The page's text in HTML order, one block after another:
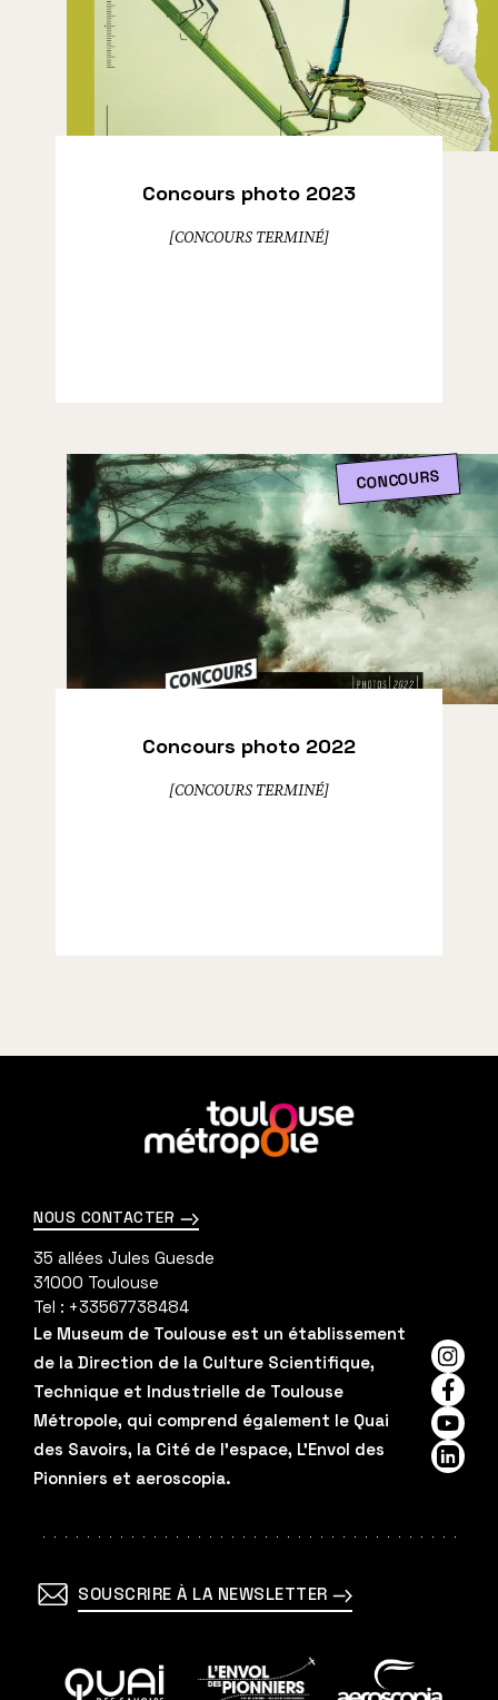
Concours photo 2023
[CONCOURS TERMINÉ]
CONCOURS
Concours photo 2022
[CONCOURS TERMINÉ]
En
savoir
plus
NOUS CONTACTER
35 allées Jules Guesde
31000 Toulouse
Tel : +33567738484
Le Museum de Toulouse est un établissement
de la Direction de la Culture Scientifique,
Technique et Industrielle de Toulouse
Métropole, qui comprend également le Quai
des Savoirs, la Cité de l'espace, L'Envol des
Pionniers et aeroscopia.
SOUSCRIRE À LA NEWSLETTER